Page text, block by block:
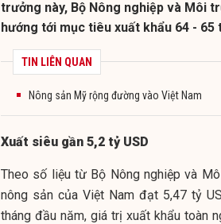
trưởng này, Bộ Nông nghiệp và Môi
hướng tới mục tiêu xuất khẩu 64 - 65
TIN LIÊN QUAN
Nông sản Mỹ rộng đường vào Việt Nam
Xuất siêu gần 5,2 tỷ USD
Theo số liệu từ Bộ Nông nghiệp và
nông sản của Việt Nam đạt 5,47 tỷ
tháng đầu năm, giá trị xuất khẩu toàn